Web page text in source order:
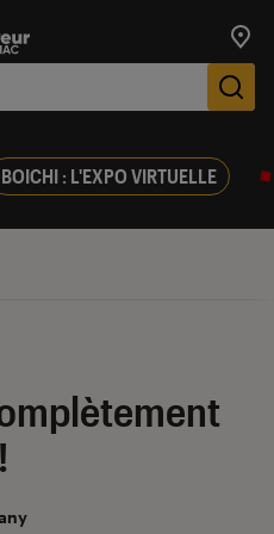
BOICHI : L'EXPO VIRTUELLE